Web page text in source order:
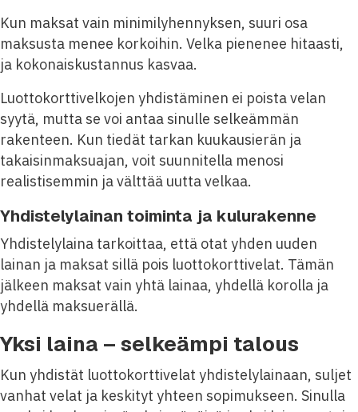
Kun maksat vain minimilyhennyksen, suuri osa
maksusta menee korkoihin. Velka pienenee hitaasti,
ja kokonaiskustannus kasvaa.
Luottokorttivelkojen yhdistäminen ei poista velan
syytä, mutta se voi antaa sinulle selkeämmän
rakenteen. Kun tiedät tarkan kuukausierän ja
takaisinmaksuajan, voit suunnitella menosi
realistisemmin ja välttää uutta velkaa.
Yhdistelylainan toiminta ja kulurakenne
Yhdistelylaina tarkoittaa, että otat yhden uuden
lainan ja maksat sillä pois luottokorttivelat. Tämän
jälkeen maksat vain yhtä lainaa, yhdellä korolla ja
yhdellä maksuerällä.
Yksi laina – selkeämpi talous
Kun yhdistät luottokorttivelat yhdistelylainaan, suljet
vanhat velat ja keskityt yhteen sopimukseen. Sinulla